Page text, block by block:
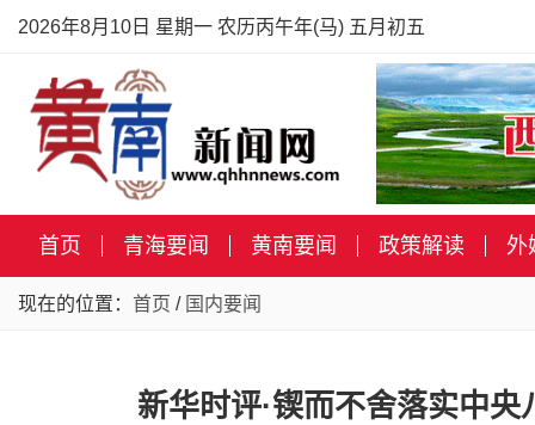
2026年8月10日 星期一 农历丙午年(马) 五月初五
首页 青海要闻 黄南要闻 政策解读 外
现在的位置： 首页 / 国内要闻
新华时评·锲而不舍落实中